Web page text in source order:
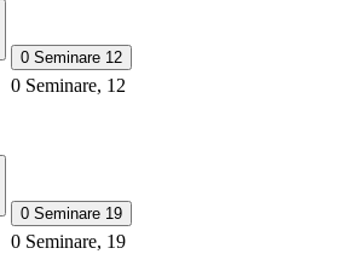
0 Seminare 12
0 Seminare, 12
0 Seminare 19
0 Seminare, 19